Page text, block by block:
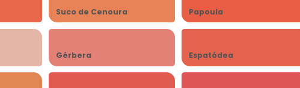
Suco de Cenoura Papoula
Gérbera Espatódea